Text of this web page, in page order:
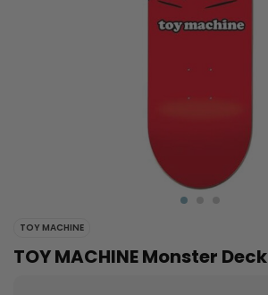
TOY MACHINE
TOY MACHINE Monster Deck